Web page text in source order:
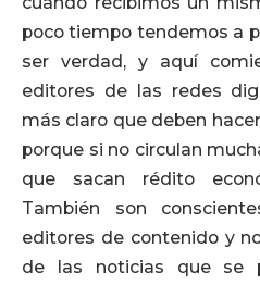
poco tiempo tendemos a
ser verdad, y aquí
editores de las redes
más claro que deben
porque si no circulan
que sacan rédito
También son
editores de contenido y
de las noticias que se